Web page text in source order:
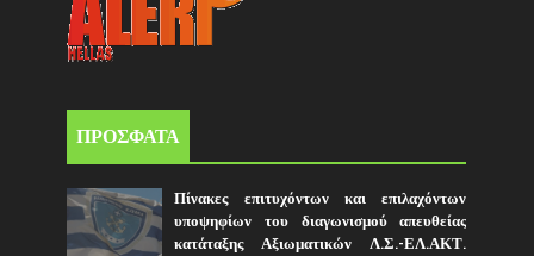
ΠΡΟΣΦΑΤΑ
Πίνακες επιτυχόντων και επιλαχόντων
υποψηφίων του διαγωνισμού απευθείας
κατάταξης Αξιωματικών Λ.Σ.-ΕΛ.ΑΚΤ.